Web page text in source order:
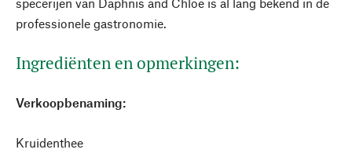
professionele gastronomie.
Ingrediënten en opmerkingen:
Verkoopbenaming:
Kruidenthee